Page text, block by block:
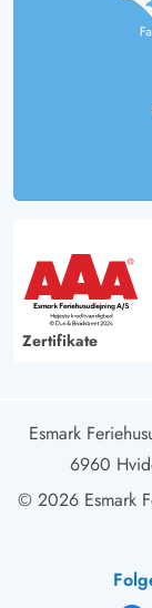
Zertifikate
Esmark
6960
© 2026 Esmark